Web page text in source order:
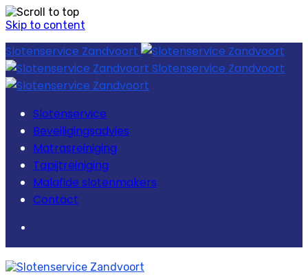
Skip to content
Slotenservice Zandvoort
Slotenservice Zandvoort
Slotenservice
Beveiligingsadvies
Matrasreiniging
Tapijtreiniging
Malafide slotenmakers
Contact